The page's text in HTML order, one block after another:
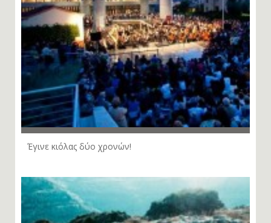
Έγινε κιόλας δύο χρονών!